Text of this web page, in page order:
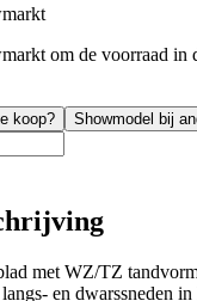
om de voorraad in
koop? Showmodel bij
met WZ/TZ
en dwarssneden in